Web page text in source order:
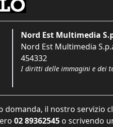
Nord Est Multimedia
Nord Est Multimedia
454332
I diritti delle immagini e dei
domanda, il nostro servizio
02 89362545 o scrivendo